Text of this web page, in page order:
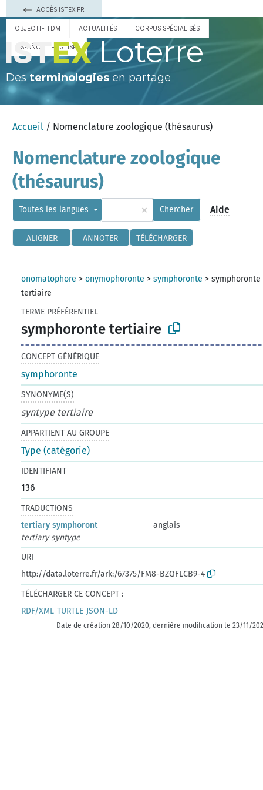
ACCÈS ISTEX.FR
OBJECTIF TDM ACTUALITÉS CORPUS SPÉCIALISÉS
ESPAÑOL ENGLISH Loterre
Des terminologies en partage
Accueil / Nomenclature zoologique (thésaurus)
Nomenclature zoologique
(thésaurus)
Toutes les langues × Chercher Aide
ALIGNER ANNOTER TÉLÉCHARGER
onomatophore >onymophoronte >symphoronte >symphoronte
tertiaire
TERME PRÉFÉRENTIEL
symphoronte tertiaire
CONCEPT GÉNÉRIQUE
symphoronte
SYNONYME(S)
syntype tertiaire
APPARTIENT AU GROUPE
Type (catégorie)
IDENTIFIANT
136
TRADUCTIONS
tertiary symphoront
anglais
tertiary syntype
URI
http://data.loterre.fr/ark:/67375/FM8-BZQFLCB9-4
TÉLÉCHARGER CE CONCEPT :
RDF/XML TURTLE JSON-LD
Date de création 28/10/2020, dernière modification le 23/11/